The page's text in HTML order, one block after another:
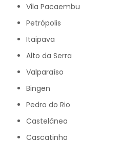
Vila Pacaembu
Petrópolis
Itaipava
Alto da Serra
Valparaíso
Bingen
Pedro do Rio
Castelânea
Cascatinha